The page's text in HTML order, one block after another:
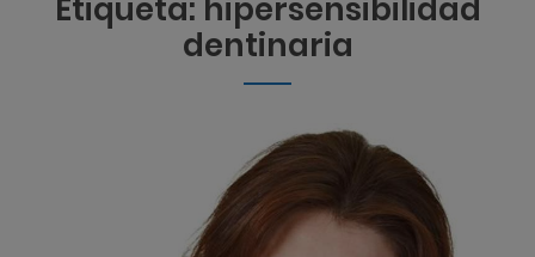
Etiqueta: hipersensibilidad
dentinaria